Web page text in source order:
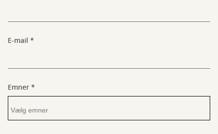
E-mail
Emner